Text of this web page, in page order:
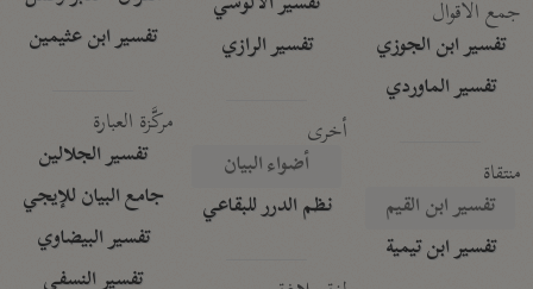
جمع الأقوال
تفسير ابن الجوزي
تفسير الماوردي
منتقاة
تفسير ابن القيم
تفسير ابن تيمية
تفسير الرازي
أخرى
أضواء البيان
نظم الدرر للبقاعي
تفسير ابن عثيمين
مركَّزة العبارة
تفسير الجلالين
جامع البيان للإيجي
تفسير البيضاوي
تفسير النسفي